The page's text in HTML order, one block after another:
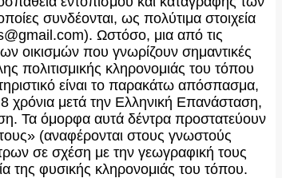
συνδέονται, ως πολύτιμα στοιχεία
Ωστόσο, μια από τις
οικισμών που γνωρίζουν σημαντικές
πολιτισμικής κληρονομιάς του τόπου
είναι το παρακάτω απόσπασμα,
χρόνια μετά την Ελληνική Επανάσταση,
Τα όμορφα αυτά δέντρα προστατεύουν
(αναφέρονται στους γνωστούς
σε σχέση με την γεωγραφική τους
της φυσικής κληρονομιάς του τόπου.